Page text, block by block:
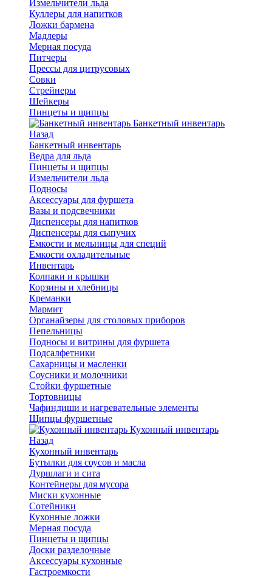
Измельчители льда
Куллеры для напитков
Ложки бармена
Мадлеры
Мерная посуда
Питчеры
Прессы для цитрусовых
Совки
Стрейнеры
Шейкеры
Пинцеты и щипцы
Банкетный инвентарь
Назад
Банкетный инвентарь
Ведра для льда
Пинцеты и щипцы
Измельчители льда
Подносы
Аксессуары для фуршета
Вазы и подсвечники
Диспенсеры для напитков
Диспенсеры для сыпучих
Емкости и мельницы для специй
Емкости охладительные
Инвентарь
Колпаки и крышки
Корзины и хлебницы
Креманки
Мармит
Органайзеры для столовых приборов
Пепельницы
Подносы и витрины для фуршета
Подсалфетники
Сахарницы и масленки
Соусники и молочники
Стойки фуршетные
Тортовницы
Чафиндиши и нагревательные элементы
Щипцы фуршетные
Кухонный инвентарь
Назад
Кухонный инвентарь
Бутылки для соусов и масла
Дуршлаги и сита
Контейнеры для мусора
Миски кухонные
Сотейники
Кухонные ложки
Мерная посуда
Пинцеты и щипцы
Доски разделочные
Аксессуары кухонные
Гастроемкости